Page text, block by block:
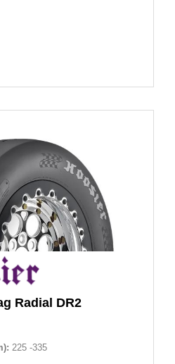
Radial DR2
225 -335